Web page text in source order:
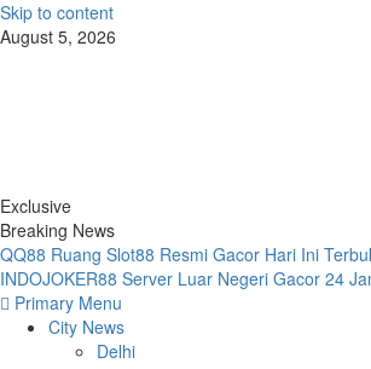
Skip to content
August 5, 2026
Exclusive
Breaking News
QQ88 Ruang Slot88 Resmi Gacor Hari Ini
INDOJOKER88 Server Luar Negeri Gacor 24
Primary Menu
City News
Delhi